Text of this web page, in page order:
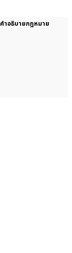
ำอธิบายกฎหมาย